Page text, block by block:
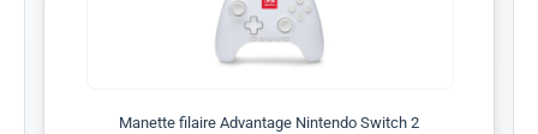
Manette filaire Advantage Nintendo Switch 2